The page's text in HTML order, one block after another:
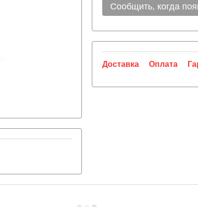
Сообщить, когда
Доставка Оплата